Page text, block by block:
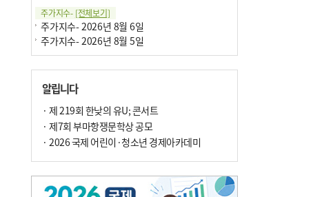
주가지수- [전체보기]
주가지수- 2026년 8월 6일
주가지수- 2026년 8월 5일
알립니다
· 제 219회 한낮의 유U; 콘서트
· 제7회 부마항쟁문학상 공모
· 2026 국제 어린이·청소년 경제아카데미